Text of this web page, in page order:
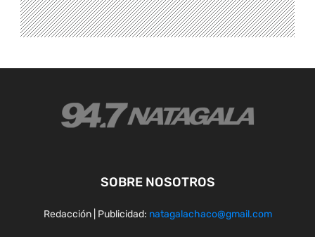
SOBRE NOSOTROS
Redacción | Publicidad: natagalachaco@gmail.com